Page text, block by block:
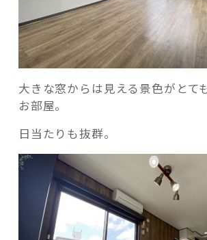
大きな窓からは見える景色がとて
お部屋。
日当たりも抜群。